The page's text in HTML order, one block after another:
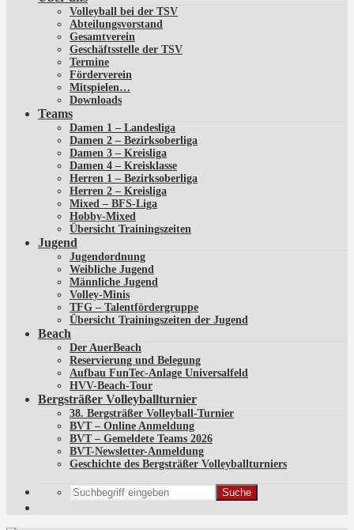
Volleyball bei der TSV
Abteilungsvorstand
Gesamtverein
Geschäftsstelle der TSV
Termine
Förderverein
Mitspielen…
Downloads
Teams
Damen 1 – Landesliga
Damen 2 – Bezirksoberliga
Damen 3 – Kreisliga
Damen 4 – Kreisklasse
Herren 1 – Bezirksoberliga
Herren 2 – Kreisliga
Mixed – BFS-Liga
Hobby-Mixed
Übersicht Trainingszeiten
Jugend
Jugendordnung
Weibliche Jugend
Männliche Jugend
Volley-Minis
TFG – Talentfördergruppe
Übersicht Trainingszeiten der Jugend
Beach
Der AuerBeach
Reservierung und Belegung
Aufbau FunTec-Anlage Universalfeld
HVV-Beach-Tour
Bergsträßer Volleyballturnier
38. Bergsträßer Volleyball-Turnier
BVT – Online Anmeldung
BVT – Gemeldete Teams 2026
BVT-Newsletter-Anmeldung
Geschichte des Bergsträßer Volleyballturniers
Suche